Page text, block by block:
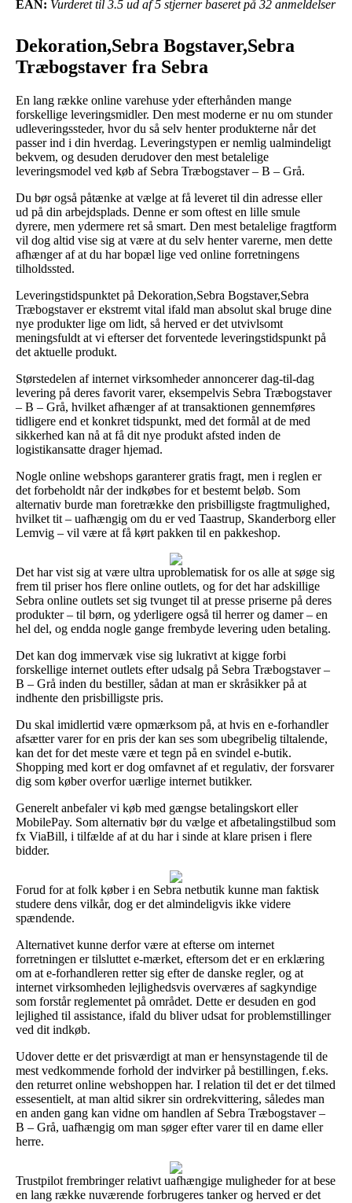
EAN: Vurderet til 3.5 ud af 5 stjerner baseret på 32 anmeldelser
Dekoration,Sebra Bogstaver,Sebra
Træbogstaver fra Sebra
En lang række online varehuse yder efterhånden mange
forskellige leveringsmidler. Den mest moderne er nu om stunder
udleveringssteder, hvor du så selv henter produkterne når det
passer ind i din hverdag. Leveringstypen er nemlig ualmindeligt
bekvem, og desuden derudover den mest betalelige
leveringsmodel ved køb af Sebra Træbogstaver – B – Grå.
Du bør også påtænke at vælge at få leveret til din adresse eller
ud på din arbejdsplads. Denne er som oftest en lille smule
dyrere, men ydermere ret så smart. Den mest betalelige fragtform
vil dog altid vise sig at være at du selv henter varerne, men dette
afhænger af at du har bopæl lige ved online forretningens
tilholdssted.
Leveringstidspunktet på Dekoration,Sebra Bogstaver,Sebra
Træbogstaver er ekstremt vital ifald man absolut skal bruge dine
nye produkter lige om lidt, så herved er det utvivlsomt
meningsfuldt at vi efterser det forventede leveringstidspunkt på
det aktuelle produkt.
Størstedelen af internet virksomheder annoncerer dag-til-dag
levering på deres favorit varer, eksempelvis Sebra Træbogstaver
– B – Grå, hvilket afhænger af at transaktionen gennemføres
tidligere end et konkret tidspunkt, med det formål at de med
sikkerhed kan nå at få dit nye produkt afsted inden de
logistikansatte drager hjemad.
Nogle online webshops garanterer gratis fragt, men i reglen er
det forbeholdt når der indkøbes for et bestemt beløb. Som
alternativ burde man foretrække den prisbilligste fragtmulighed,
hvilket tit – uafhængig om du er ved Taastrup, Skanderborg eller
Lemvig – vil være at få kørt pakken til en pakkeshop.
Det har vist sig at være ultra uproblematisk for os alle at søge sig
frem til priser hos flere online outlets, og for det har adskillige
Sebra online outlets set sig tvunget til at presse priserne på deres
produkter – til børn, og yderligere også til herrer og damer – en
hel del, og endda nogle gange frembyde levering uden betaling.
Det kan dog immervæk vise sig lukrativt at kigge forbi
forskellige internet outlets efter udsalg på Sebra Træbogstaver –
B – Grå inden du bestiller, sådan at man er skråsikker på at
indhente den prisbilligste pris.
Du skal imidlertid være opmærksom på, at hvis en e-forhandler
afsætter varer for en pris der kan ses som ubegribelig tiltalende,
kan det for det meste være et tegn på en svindel e-butik.
Shopping med kort er dog omfavnet af et regulativ, der forsvarer
dig som køber overfor uærlige internet butikker.
Generelt anbefaler vi køb med gængse betalingskort eller
MobilePay. Som alternativ bør du vælge et afbetalingstilbud som
fx ViaBill, i tilfælde af at du har i sinde at klare prisen i flere
bidder.
Forud for at folk køber i en Sebra netbutik kunne man faktisk
studere dens vilkår, dog er det almindeligvis ikke videre
spændende.
Alternativet kunne derfor være at efterse om internet
forretningen er tilsluttet e-mærket, eftersom det er en erklæring
om at e-forhandleren retter sig efter de danske regler, og at
internet virksomheden lejlighedsvis overværes af sagkyndige
som forstår reglementet på området. Dette er desuden en god
lejlighed til assistance, ifald du bliver udsat for problemstillinger
ved dit indkøb.
Udover dette er det prisværdigt at man er hensynstagende til de
mest vedkommende forhold der indvirker på bestillingen, f.eks.
den returret online webshoppen har. I relation til det er det tilmed
essesentielt, at man altid sikrer sin ordrekvittering, således man
en anden gang kan vidne om handlen af Sebra Træbogstaver –
B – Grå, uafhængig om man søger efter varer til en dame eller
herre.
Trustpilot frembringer relativt uafhængige muligheder for at bese
en lang række nuværende forbrugeres tanker og herved er det